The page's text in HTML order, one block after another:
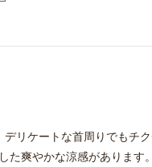
デリケートな首周りでもチ
た爽やかな涼感があります